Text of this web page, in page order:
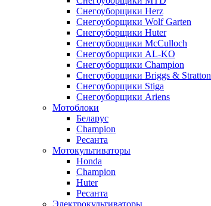
Снегоуборщики Herz
Снегоуборщики Wolf Garten
Снегоуборщики Huter
Снегоуборщики McCulloch
Снегоуборщики AL-KO
Снегоуборщики Champion
Снегоуборщики Briggs & Stratton
Снегоуборщики Stiga
Снегоуборщики Ariens
Мотоблоки
Беларус
Champion
Ресанта
Мотокультиваторы
Honda
Champion
Huter
Ресанта
Электрокультиваторы